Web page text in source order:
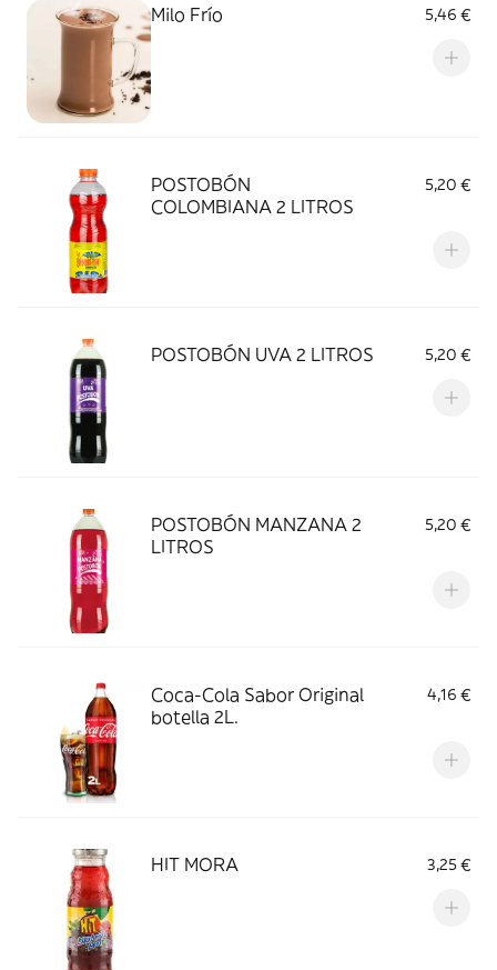
Milo Frío 5,46 €
POSTOBÓN
COLOMBIANA 2 LITROS
5,20 €
POSTOBÓN UVA 2 LITROS 5,20 €
POSTOBÓN MANZANA 2
LITROS
5,20 €
Coca-Cola Sabor Original
botella 2L.
4,16 €
HIT MORA 3,25 €